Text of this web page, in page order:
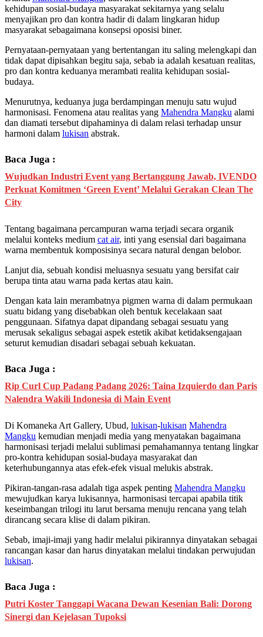
kehidupan sosial-budaya masyarakat sekitarnya yang selalu
menyajikan pro dan kontra hadir di dalam lingkaran hidup
masyarakat sebagaimana konsepsi oposisi biner.
Pernyataan-pernyataan yang bertentangan itu saling melengkapi dan
tidak dapat dipisahkan begitu saja, sebab ia adalah kesatuan realitas,
pro dan kontra keduanya merambati realita kehidupan sosial-
budaya.
Menurutnya, keduanya juga berdampingan menuju satu wujud
harmonisasi. Fenomena atau realitas yang Mahendra Mangku alami
dan diamati tersebut dipahaminya di dalam relasi terhadap unsur
harmoni dalam lukisan abstrak.
Baca Juga :
Wujudkan Industri Event yang Bertanggung Jawab, IVENDO
Perkuat Komitmen ‘Green Event’ Melalui Gerakan Clean The
City
Tentang bagaimana percampuran warna terjadi secara organik
melalui konteks medium cat air, inti yang esensial dari bagaimana
warna membentuk komposisinya secara natural dengan belobor.
Lanjut dia, sebuah kondisi meluasnya sesuatu yang bersifat cair
berupa tinta atau warna pada kertas atau kain.
Dengan kata lain merambatnya pigmen warna di dalam permukaan
suatu bidang yang disebabkan oleh bentuk kecelakaan saat
penggunaan. Sifatnya dapat dipandang sebagai sesuatu yang
merusak sekaligus sebagai aspek estetik akibat ketidaksengajaan
seturut kemudian disadari sebagai sebuah kekuatan.
Baca Juga :
Rip Curl Cup Padang Padang 2026: Taina Izquierdo dan Paris
Nalendra Wakili Indonesia di Main Event
Di Komaneka Art Gallery, Ubud, lukisan-lukisan Mahendra
Mangku kemudian menjadi media yang menyatakan bagaimana
harmonisasi terjadi melalui sublimasi pemahamannya tentang lingkar
pro-kontra kehidupan sosial-budaya masyarakat dan
keterhubungannya atas efek-efek visual melukis abstrak.
Pikiran-tangan-rasa adalah tiga aspek penting Mahendra Mangku
mewujudkan karya lukisannya, harmonisasi tercapai apabila titik
keseimbangan trilogi itu larut bersama menuju rencana yang telah
dirancang secara klise di dalam pikiran.
Sebab, imaji-imaji yang hadir melalui pikirannya dinyatakan sebagai
rancangan kasar dan harus dinyatakan melalui tindakan perwujudan
lukisan.
Baca Juga :
Putri Koster Tanggapi Wacana Dewan Kesenian Bali: Dorong
Sinergi dan Kejelasan Tupoksi